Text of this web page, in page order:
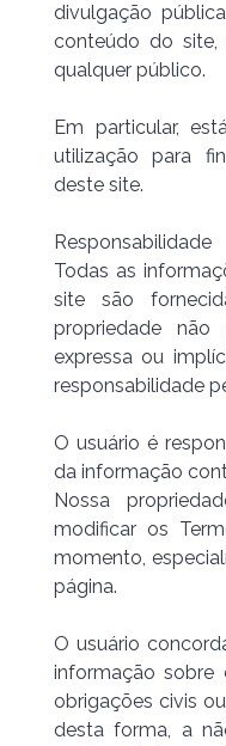
divulgação
conteúdo do
qualquer público.
Em particular,
utilização para
deste site.
Responsabilidade
Todas as
site são
propriedade não
expressa ou
responsabilidade
O usuário é
da informação
Nossa
modificar os
momento,
página.
O usuário
informação sobre
obrigações civis
desta forma, a